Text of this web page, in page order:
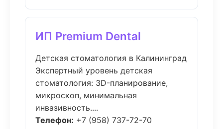
ИП Premium Dental
Детская стоматология в Калининград
Экспертный уровень детская
стоматология: 3D-планирование,
микроскоп, минимальная
инвазивность....
Телефон: +7 (958) 737-72-70